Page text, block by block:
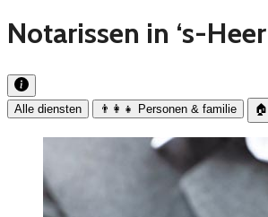
Notarissen in ‘s-
Alle diensten 👨‍👩‍👧 Personen & familie